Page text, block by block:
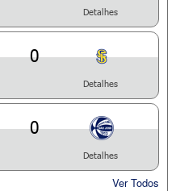
Detalhes
0
Detalhes
0
Detalhes
Ver Todos